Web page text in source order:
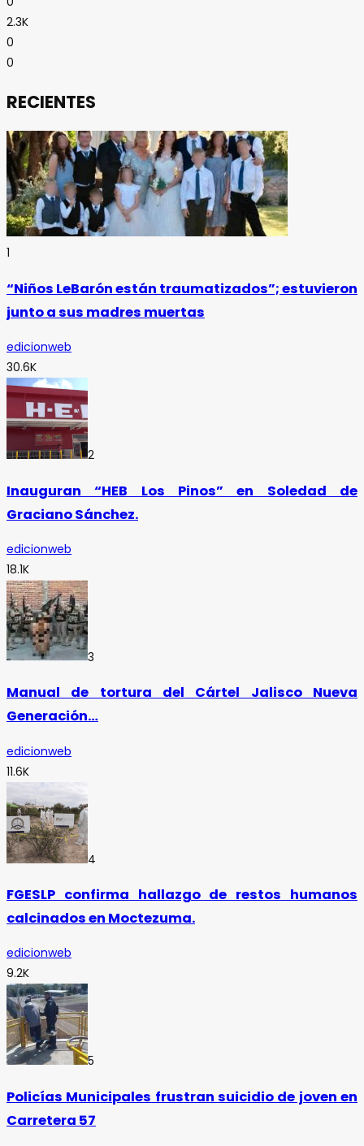
2.3K
0
0
RECIENTES
1
“Niños LeBarón están traumatizados”; estuvieron
junto a sus madres muertas
edicionweb
30.6K
2
Inauguran “HEB Los Pinos” en Soledad de
Graciano Sánchez.
edicionweb
18.1K
3
Manual de tortura del Cártel Jalisco Nueva
Generación…
edicionweb
11.6K
4
FGESLP confirma hallazgo de restos humanos
calcinados en Moctezuma.
edicionweb
9.2K
5
Policías Municipales frustran suicidio de joven en
Carretera 57